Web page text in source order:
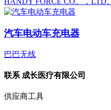
汽车电动车充电器
巴巴无线
联系 成长医疗有限公司
供应商工具